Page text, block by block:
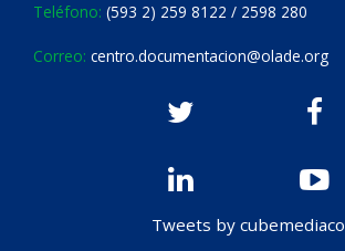
Teléfono: (593 2) 259 8122 / 2598 280
Correo: centro.documentacion@olade.org
Tweets by cubemediaco